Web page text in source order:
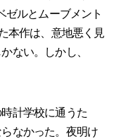
ゼルとムーブメント
本作は、意地悪く見
ない。しかし、
計学校に通うた
なかった。夜明け